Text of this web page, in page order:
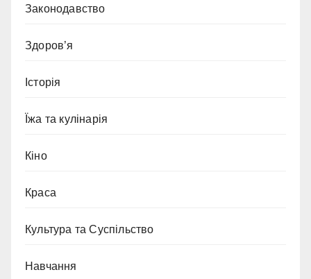
Законодавство
Здоров’я
Історія
Їжа та кулінарія
Кіно
Краса
Культура та Суспільство
Навчання